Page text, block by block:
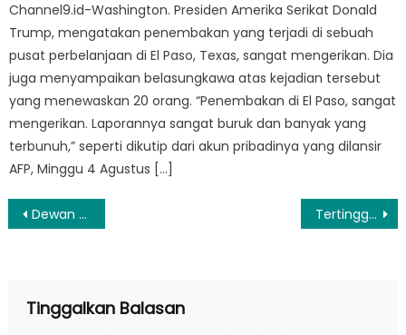
Channel9.id-Washington. Presiden Amerika Serikat Donald
Trump, mengatakan penembakan yang terjadi di sebuah
pusat perbelanjaan di El Paso, Texas, sangat mengerikan. Dia
juga menyampaikan belasungkawa atas kejadian tersebut
yang menewaskan 20 orang. “Penembakan di El Paso, sangat
mengerikan. Laporannya sangat buruk dan banyak yang
terbunuh,” seperti dikutip dari akun pribadinya yang dilansir
AFP, Minggu 4 Agustus […]
Navigasi
Dewan Pers Desak Pemerintah Bebaskan Jurnalis RI yang Diculik Israel Tertinggi Sepanjang Sejarah, Cadangan Beras Pemerintah Kini Sentuh 5,37 juta Ton
Tinggalkan Balasan